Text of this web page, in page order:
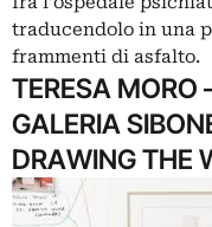
traducendolo in una
frammenti di asfalto.
TERESA MORO
GALERIA
DRAWING THE